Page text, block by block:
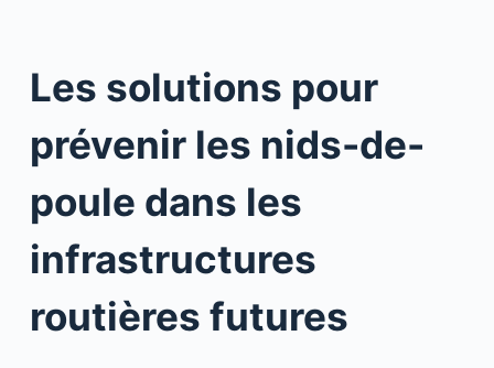
Les solutions pour
prévenir les nids-de-
poule dans les
infrastructures
routières futures